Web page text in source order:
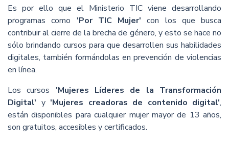
Es por ello que el Ministerio TIC viene desarrollando
programas como 'Por TIC Mujer' con los que busca
contribuir al cierre de la brecha de género, y esto se hace no
sólo brindando cursos para que desarrollen sus habilidades
digitales, también formándolas en prevención de violencias
en línea.
Los cursos 'Mujeres Líderes de la Transformación
Digital' y 'Mujeres creadoras de contenido digital',
están disponibles para cualquier mujer mayor de 13 años,
son gratuitos, accesibles y certificados.